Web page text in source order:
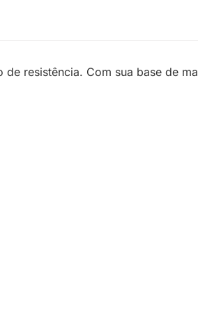
resistência. Com sua base de